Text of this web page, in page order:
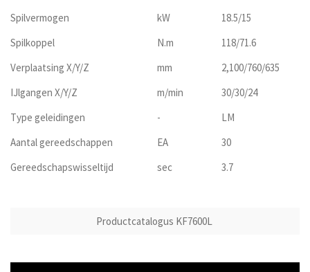
Spilvermogen
kW
18.5/15
Spilkoppel
N.m
118/71.6
Verplaatsing X/Y/Z
mm
2,100/760/635
IJlgangen X/Y/Z
m/min
30/30/24
Type geleidingen
-
LM
Aantal gereedschappen
EA
30
Gereedschapswisseltijd
sec 3.7
Productcatalogus KF7600L